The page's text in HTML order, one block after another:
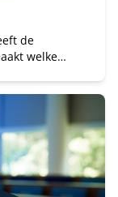
de
welke
van de